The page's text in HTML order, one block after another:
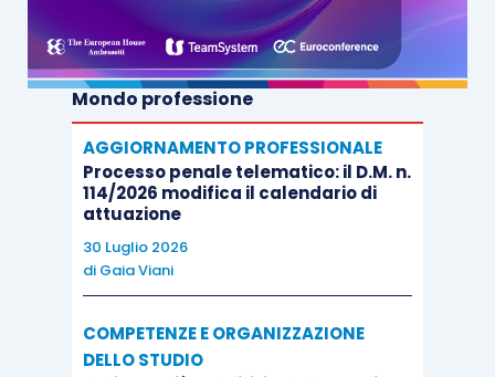
1578/1933), secondo cui nessuna sanzione può
essere comminata senza la previa audizione del
soggetto coinvolto: cfr. Cass., sez. un., 1° marzo
2012, n. 3182,Foro it., Rep. 2013, voce
n. 263, richiamata in motivazione.
Al contempo, tale interpretazione
giurisprudenziale non appare condivisibile nella
parte in cui si pone in contrasto con la lettera del
dettando una disciplina procedimentale
per l’ipotesi in cui il consiglio dell’ordine intenda
Mondo professione
AGGIORNAMENTO PROFESSIONALE
Processo penale telematico: il D.M. n.
114/2026 modifica il calendario di
attuazione
30 Luglio 2026
di Gaia Viani
COMPETENZE E ORGANIZZAZIONE
DELLO STUDIO